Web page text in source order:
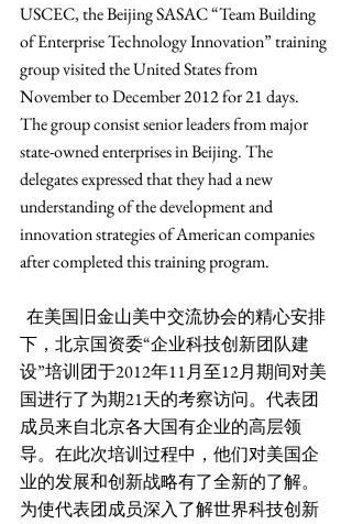
USCEC, the Beijing SASAC “Team Building
of Enterprise Technology Innovation” training
group visited the United States from
November to December 2012 for 21 days.
The group consist senior leaders from major
state-owned enterprises in Beijing. The
delegates expressed that they had a new
understanding of the development and
innovation strategies of American companies
after completed this training program.
下，北京国资委“企业科技创新团队建
设”培训团于2012年11月至12月期间对美
国进行了为期21天的考察访问。代表团
成员来自北京各大国有企业的高层领
导。在此次培训过程中，他们对美国企
业的发展和创新战略有了全新的了解。
为使代表团成员深入了解世界科技创新